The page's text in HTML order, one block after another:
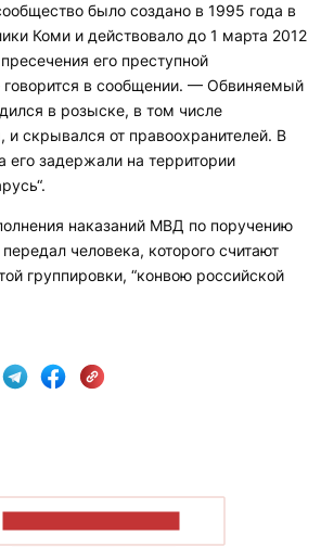
было создано в 1995 года в
Коми и действовало до 1 марта 2012
его преступной
говорится в сообщении. — Обвиняемый
в розыске, в том числе
скрывался от правоохранителей. В
его задержали на территории
наказаний МВД по поручению
человека, которого считают
группировки, “конвою российской